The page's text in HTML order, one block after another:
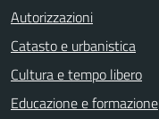
Autorizzazioni
Catasto e urbanistica
Cultura e tempo libero
Educazione e formazione